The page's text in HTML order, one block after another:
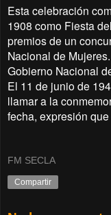
Esta celebración
1908 como Fiesta
premios de un
Nacional de
Gobierno Nacional
El 11 de junio de
llamar a la
fecha, expresión
FM SECLA
Compartir